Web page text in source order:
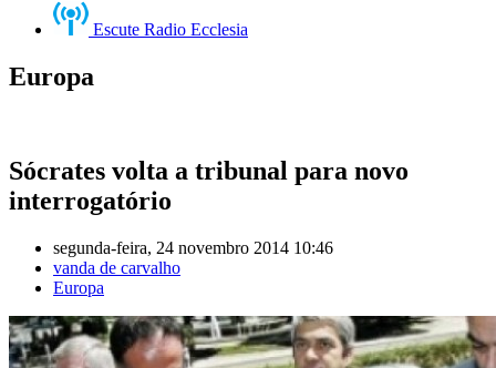
Escute Radio Ecclesia
Europa
Sócrates volta a tribunal para novo
interrogatório
segunda-feira, 24 novembro 2014 10:46
vanda de carvalho
Europa